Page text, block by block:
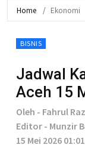
Home Ekonomi
BISNIS
Jadwal
Aceh 15
Oleh - Fahrul
Editor - Munzir
15 Mei 2026